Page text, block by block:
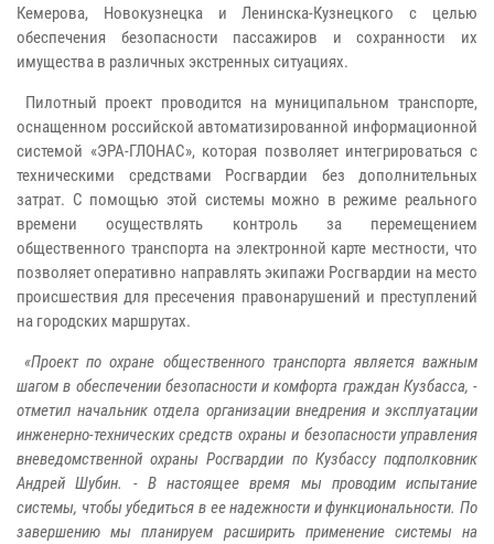
Кемерова, Новокузнецка и Ленинска-Кузнецкого с целью
обеспечения безопасности пассажиров и сохранности их
имущества в различных экстренных ситуациях.
Пилотный проект проводится на муниципальном транспорте,
оснащенном российской автоматизированной информационной
системой «ЭРА-ГЛОНАС», которая позволяет интегрироваться с
техническими средствами Росгвардии без дополнительных
затрат. С помощью этой системы можно в режиме реального
времени осуществлять контроль за перемещением
общественного транспорта на электронной карте местности, что
позволяет оперативно направлять экипажи Росгвардии на место
происшествия для пресечения правонарушений и преступлений
на городских маршрутах.
«Проект по охране общественного транспорта является важным
шагом в обеспечении безопасности и комфорта граждан Кузбасса, -
отметил начальник отдела организации внедрения и эксплуатации
инженерно-технических средств охраны и безопасности управления
вневедомственной охраны Росгвардии по Кузбассу подполковник
Андрей Шубин. - В настоящее время мы проводим испытание
системы, чтобы убедиться в ее надежности и функциональности. По
завершению мы планируем расширить применение системы на